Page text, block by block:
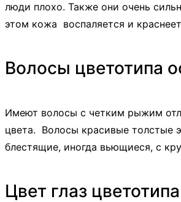
люди плохо. Также они очень
этом кожа воспаляется и
Волосы цветотипа
Имеют волосы с четким рыжим
цвета. Волосы красивые толстые
блестящие, иногда вьющиеся, с
Цвет глаз